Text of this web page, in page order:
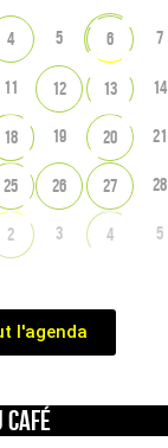
4 5 6 7
11 12 13 14
18 19 20 21
25 26 27 28
2 3 4 5
l'agenda
café